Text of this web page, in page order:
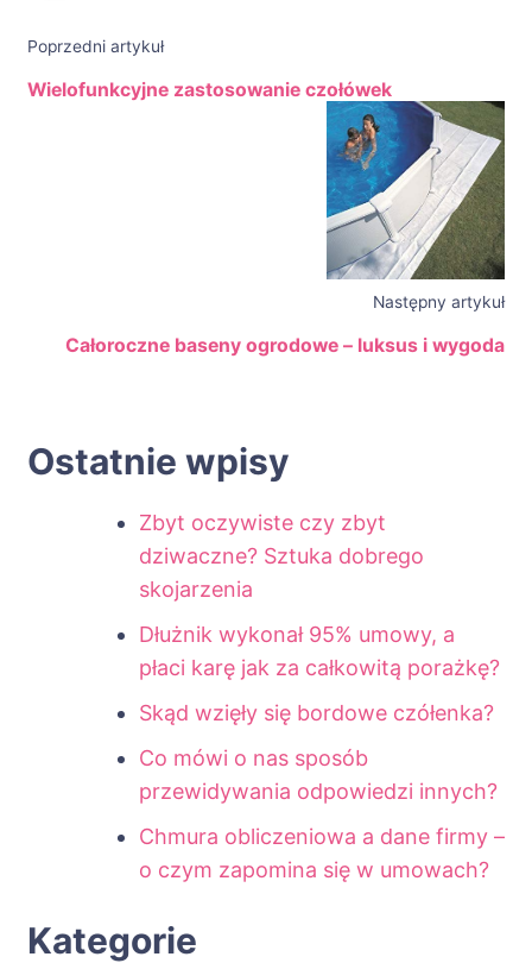
Poprzedni artykuł
Wielofunkcyjne zastosowanie czołówek
Następny artykuł
Całoroczne baseny ogrodowe – luksus i wygoda
Ostatnie wpisy
Zbyt oczywiste czy zbyt
dziwaczne? Sztuka dobrego
skojarzenia
Dłużnik wykonał 95% umowy, a
płaci karę jak za całkowitą porażkę?
Skąd wzięły się bordowe czółenka?
Co mówi o nas sposób
przewidywania odpowiedzi innych?
Chmura obliczeniowa a dane firmy –
o czym zapomina się w umowach?
Kategorie